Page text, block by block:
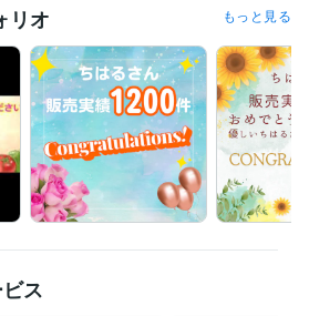
タンを
ている時に
ます)
どが
れません
たら幸いです
リオ もっと見る
ス